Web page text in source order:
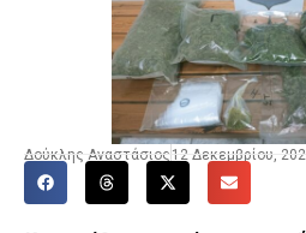
Δούκλης Αναστάσιος 12 Δεκεμβρίου,